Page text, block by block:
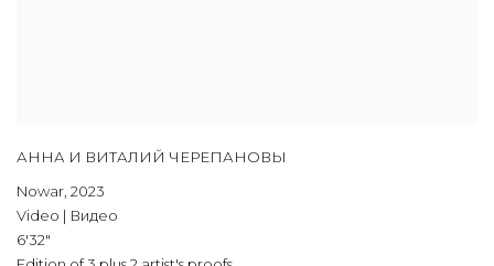
АННА И ВИТАЛИЙ ЧЕРЕПАНОВЫ
Nowar, 2023
Video | Видео
6'32"